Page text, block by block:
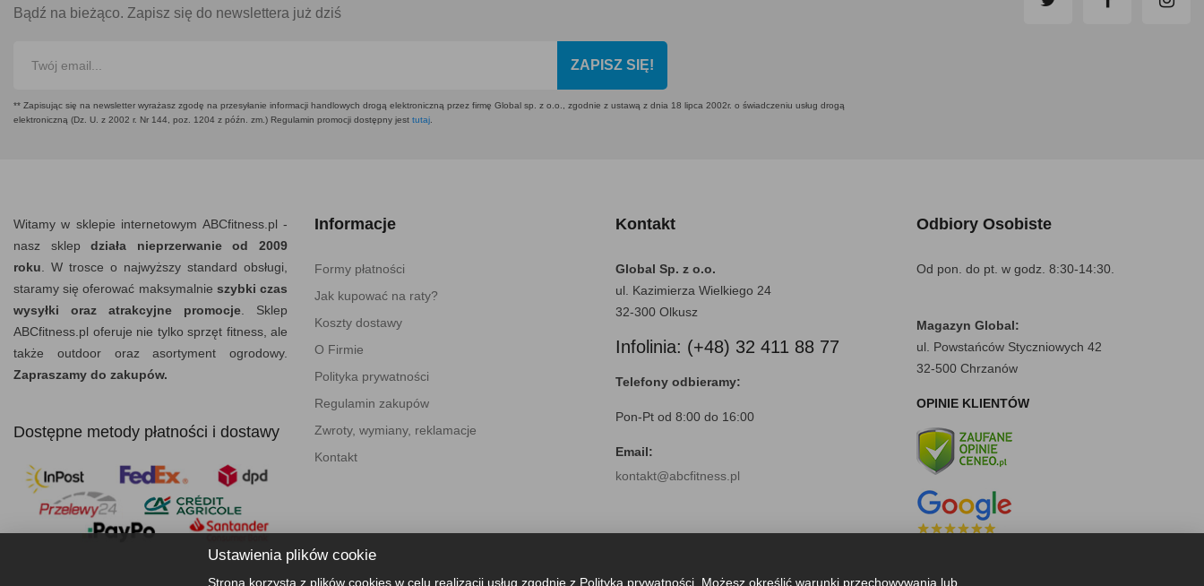
Bądź na bieżąco. Zapisz się do newslettera już dziś
ZAPISZ SIĘ!
** Zapisując się na newsletter wyrażasz zgodę na przesyłanie informacji handlowych drogą elektroniczną przez firmę Global sp. z o.o., zgodnie z ustawą z dnia 18 lipca 2002r. o świadczeniu usług drogą
elektroniczną (Dz. U. z 2002 r. Nr 144, poz. 1204 z późn. zm.) Regulamin promocji dostępny jest tutaj
Witamy w sklepie internetowym ABCfitness.pl -
nasz sklepdziała nieprzerwanie od 2009
roku . W trosce o najwyższy standard obsługi,
staramy się oferować maksymalnie szybki czas
wysyłki oraz atrakcyjne promocje . Sklep
ABCfitness.pl oferuje nie tylko sprzęt fitness, ale
także outdoor oraz asortyment ogrodowy.
Zapraszamy do zakupów.
Dostępne metody płatności i dostawy
Informacje
Formy płatności
Jak kupować na raty?
Koszty dostawy
O Firmie
Polityka prywatności
Regulamin zakupów
Zwroty, wymiany, reklamacje
Kontakt
Kontakt
Global Sp. z o.o.
ul. Kazimierza Wielkiego 24
32-300 Olkusz
Infolinia: (+48) 32 411 88 77
Telefony odbieramy:
Pon-Pt od 8:00 do 16:00
Email:
kontakt@abcfitness.pl
Odbiory Osobiste
Od pon. do pt. w godz. 8:30-14:30.
Magazyn Global:
ul. Powstańców Styczniowych 42
32-500 Chrzanów
OPINIE KLIENTÓW
Ustawienia plików cookie
Strona korzysta z plików cookies w celu realizacji usług zgodnie z Polityką prywatności . Możesz określić warunki przechowywania lub